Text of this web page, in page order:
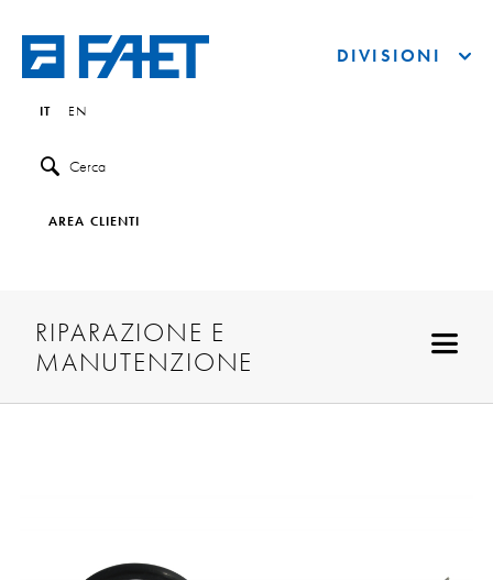
IT EN
Cerca
AREA CLIENTI
DIVISIONI
RIPARAZIONE E
MANUTENZIONE